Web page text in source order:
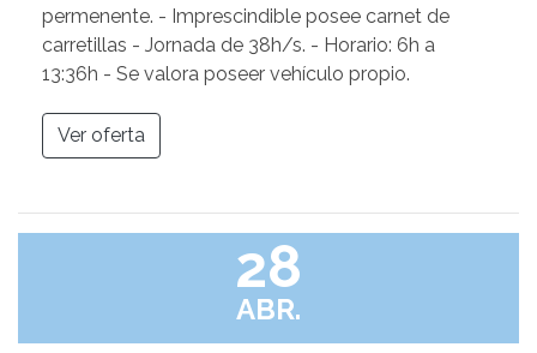
permenente. - Imprescindible posee carnet de
carretillas - Jornada de 38h/s. - Horario: 6h a
13:36h - Se valora poseer vehículo propio.
Ver oferta
28
ABR.